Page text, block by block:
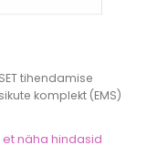
tihendamise
komplekt (EMS)
et näha hindasid